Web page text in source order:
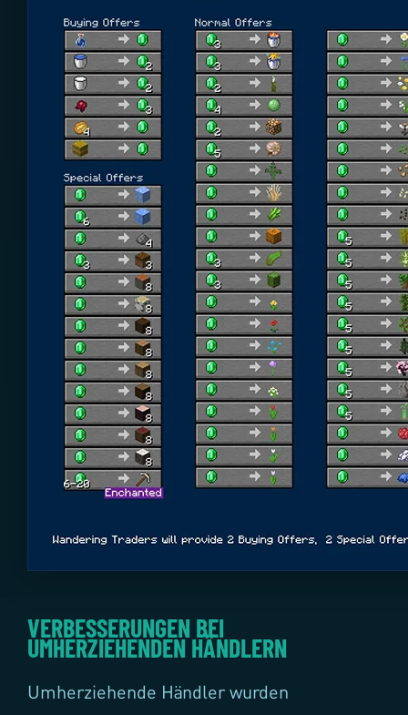
VERBESSERUNGEN BEI
UMHERZIEHENDEN HÄNDLERN
Umherziehende Händler wurden